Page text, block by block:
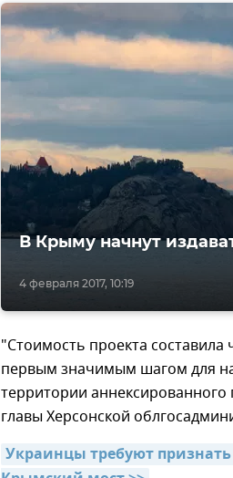
4 февраля 2017, 10:19
В Крыму начнут
"Стоимость проекта
первым значимым шагом для
территории
главы Херсонской
Украинцы требуют